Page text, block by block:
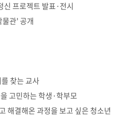
신 프로젝트 발표·전시
물관' 공개
찾는 교사
고민하는 학생·학부모
해결해온 과정을 보고 싶은 청소년